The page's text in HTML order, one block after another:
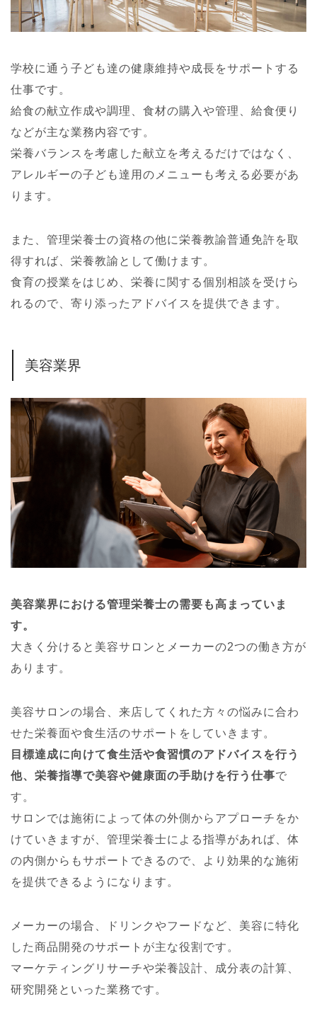
学校に通う子ども達の健康維持や成長をサポートする
仕事です。
給食の献立作成や調理、食材の購入や管理、給食便り
などが主な業務内容です。
栄養バランスを考慮した献立を考えるだけではなく、
アレルギーの子ども達用のメニューも考える必要があ
ります。
また、管理栄養士の資格の他に栄養教諭普通免許を取
得すれば、栄養教諭として働けます。
食育の授業をはじめ、栄養に関する個別相談を受けら
れるので、寄り添ったアドバイスを提供できます。
美容業界
美容業界における管理栄養士の需要も高まっていま
す。
大きく分けると美容サロンとメーカーの2つの働き方が
あります。
美容サロンの場合、来店してくれた方々の悩みに合わ
せた栄養面や食生活のサポートをしていきます。
目標達成に向けて食生活や食習慣のアドバイスを行う
他、栄養指導で美容や健康面の手助けを行う仕事で
す。
サロンでは施術によって体の外側からアプローチをか
けていきますが、管理栄養士による指導があれば、体
の内側からもサポートできるので、より効果的な施術
を提供できるようになります。
メーカーの場合、ドリンクやフードなど、美容に特化
した商品開発のサポートが主な役割です。
マーケティングリサーチや栄養設計、成分表の計算、
研究開発といった業務です。